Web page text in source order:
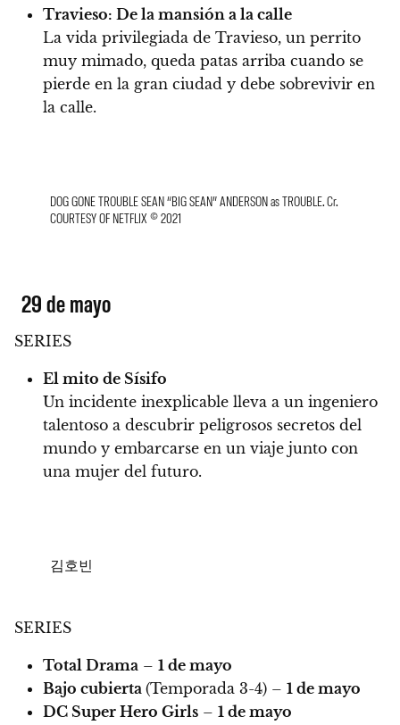
Travieso: De la mansión a la calle
La vida privilegiada de Travieso, un perrito
muy mimado, queda patas arriba cuando se
pierde en la gran ciudad y debe sobrevivir en
la calle.
DOG GONE TROUBLE SEAN “BIG SEAN” ANDERSON as TROUBLE. Cr.
COURTESY OF NETFLIX © 2021
29 de mayo
SERIES
El mito de Sísifo
Un incidente inexplicable lleva a un ingeniero
talentoso a descubrir peligrosos secretos del
mundo y embarcarse en un viaje junto con
una mujer del futuro.
김호빈
SERIES
Total Drama – 1 de mayo
Bajo cubierta (Temporada 3-4) – 1 de mayo
DC Super Hero Girls – 1 de mayo